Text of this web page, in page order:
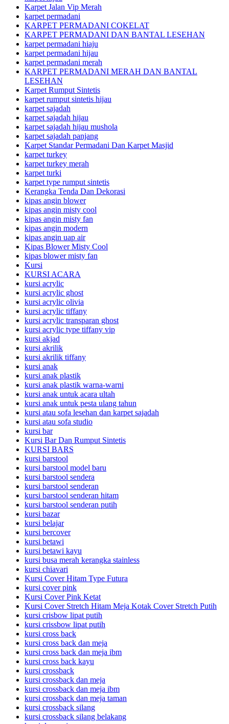
Karpet Jalan Vip Merah
karpet permadani
KARPET PERMADANI COKELAT
KARPET PERMADANI DAN BANTAL LESEHAN
karpet permadani hiaju
karpet permadani hijau
karpet permadani merah
KARPET PERMADANI MERAH DAN BANTAL
LESEHAN
Karpet Rumput Sintetis
karpet rumput sintetis hijau
karpet sajadah
karpet sajadah hijau
karpet sajadah hijau mushola
karpet sajadah panjang
Karpet Standar Permadani Dan Karpet Masjid
karpet turkey
karpet turkey merah
karpet turki
karpet type rumput sintetis
Kerangka Tenda Dan Dekorasi
kipas angin blower
kipas angin misty cool
kipas angin misty fan
kipas angin modern
kipas angin uap air
Kipas Blower Misty Cool
kipas blower misty fan
Kursi
KURSI ACARA
kursi acrylic
kursi acrylic ghost
kursi acrylic olivia
kursi acrylic tiffany
kursi acrylic transparan ghost
kursi acrylic type tiffany vip
kursi akjad
kursi akrilik
kursi akrilik tiffany
kursi anak
kursi anak plastik
kursi anak plastik warna-warni
kursi anak untuk acara ultah
kursi anak untuk pesta ulang tahun
kursi atau sofa lesehan dan karpet sajadah
kursi atau sofa studio
kursi bar
Kursi Bar Dan Rumput Sintetis
KURSI BARS
kursi barstool
kursi barstool model baru
kursi barstool sendera
kursi barstool senderan
kursi barstool senderan hitam
kursi barstool senderan putih
kursi bazar
kursi belajar
kursi bercover
kursi betawi
kursi betawi kayu
kursi busa merah kerangka stainless
kursi chiavari
Kursi Cover Hitam Type Futura
kursi cover pink
Kursi Cover Pink Ketat
Kursi Cover Stretch Hitam Meja Kotak Cover Stretch Putih
kursi crisbow lipat putih
kursi crissbow lipat putih
kursi cross back
kursi cross back dan meja
kursi cross back dan meja ibm
kursi cross back kayu
kursi crossback
kursi crossback dan meja
kursi crossback dan meja ibm
kursi crossback dan meja taman
kursi crossback silang
kursi crossback silang belakang